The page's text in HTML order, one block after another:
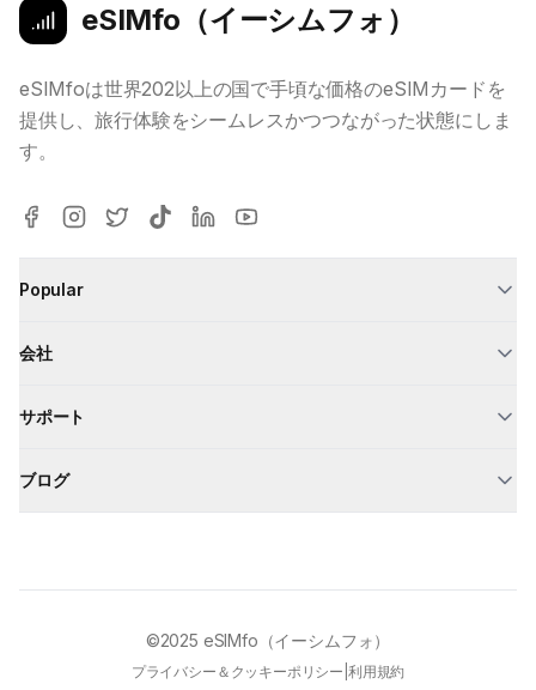
eSIMfo（イーシムフォ）
eSIMfoは世界202以上の国で手頃な価格のeSIMカードを
提供し、旅行体験をシームレスかつつながった状態にしま
す。
Popular
会社
サポート
ブログ
©2025 eSIMfo（イーシムフォ）
プライバシー＆クッキーポリシー 利用規約